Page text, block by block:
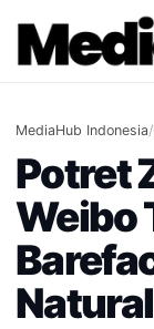
content
MediaHub Indonesia/
Potret
Weibo
Natural